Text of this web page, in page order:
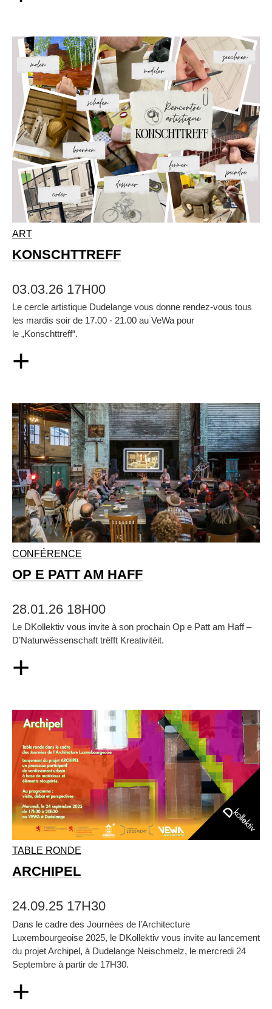
ART
KONSCHTTREFF
03.03.26 17H00
Le cercle artistique Dudelange vous donne rendez-vous tous
les mardis soir de 17.00 - 21.00 au VeWa pour
le „Konschttreff“.
+
CONFÉRENCE
OP E PATT AM HAFF
28.01.26 18H00
Le DKollektiv vous invite à son prochain Op e Patt am Haff –
D’Naturwëssenschaft trëfft Kreativitéit.
+
TABLE RONDE
ARCHIPEL
24.09.25 17H30
Dans le cadre des Journées de l’Architecture
Luxembourgeoise 2025, le DKollektiv vous invite au lancement
du projet Archipel, à Dudelange Neischmelz, le mercredi 24
Septembre à partir de 17H30.
+